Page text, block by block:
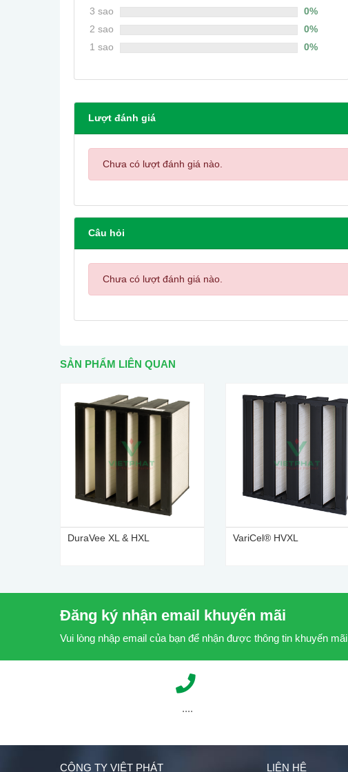
3 sao
0%
2 sao
0%
1 sao
0%
Lượt đánh giá
Chưa có lượt đánh giá nào.
Câu hỏi
Chưa có lượt đánh giá nào.
SẢN PHẨM LIÊN QUAN
DuraVee XL & HXL VariCel® HVXL
Đăng ký nhận email khuyến mãi
Vui lòng nhập email của bạn để nhận được thông tin khuyến mãi
....
CÔNG TY VIỆT PHÁT LIÊN HỆ